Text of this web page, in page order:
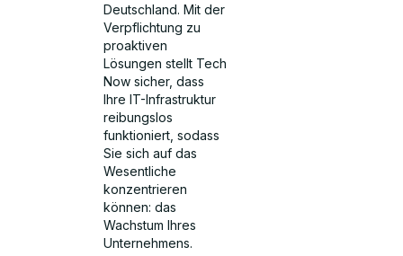
Deutschland. Mit der
Verpflichtung zu
proaktiven
Lösungen stellt Tech
Now sicher, dass
Ihre IT-Infrastruktur
reibungslos
funktioniert, sodass
Sie sich auf das
Wesentliche
konzentrieren
können: das
Wachstum Ihres
Unternehmens.